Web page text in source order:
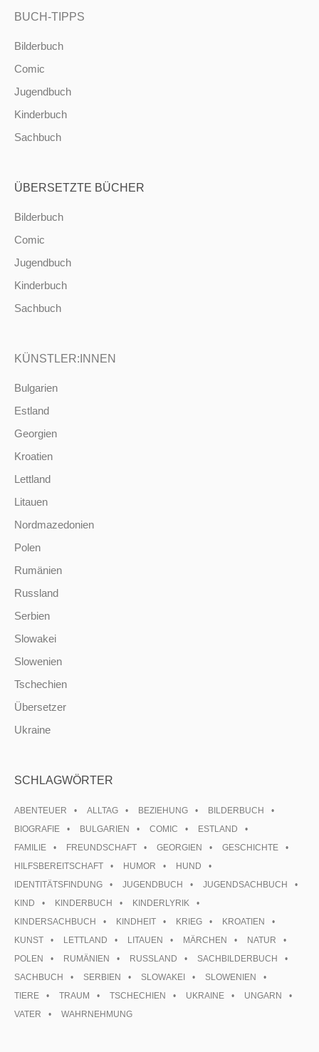
BUCH-TIPPS
Bilderbuch
Comic
Jugendbuch
Kinderbuch
Sachbuch
ÜBERSETZTE BÜCHER
Bilderbuch
Comic
Jugendbuch
Kinderbuch
Sachbuch
KÜNSTLER:INNEN
Bulgarien
Estland
Georgien
Kroatien
Lettland
Litauen
Nordmazedonien
Polen
Rumänien
Russland
Serbien
Slowakei
Slowenien
Tschechien
Übersetzer
Ukraine
SCHLAGWÖRTER
ABENTEUER ALLTAG BEZIEHUNG
BILDERBUCH
BIOGRAFIE
BULGARIEN COMIC
ESTLAND
FAMILIE
FREUNDSCHAFT GEORGIEN
GESCHICHTE
HILFSBEREITSCHAFT
HUMOR
HUND
IDENTITÄTSFINDUNG
JUGENDBUCH
JUGENDSACHBUCH
KIND
KINDERBUCH
KINDERLYRIK
KINDERSACHBUCH
KINDHEIT KRIEG
KROATIEN
KUNST
LETTLAND LITAUEN MÄRCHEN
NATUR
POLEN
RUMÄNIEN RUSSLAND
SACHBILDERBUCH
SACHBUCH
SERBIEN SLOWAKEI
SLOWENIEN
TIERE
TRAUM TSCHECHIEN UKRAINE
UNGARN
VATER
WAHRNEHMUNG